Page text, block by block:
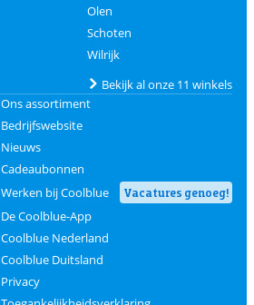
Olen
Schoten
Wilrijk
Bekijk al onze 11 winkels
Ons assortiment
Bedrijfswebsite
Nieuws
Cadeaubonnen
Werken bij Coolblue
Vacatures genoeg!
De Coolblue-App
Coolblue Nederland
Coolblue Duitsland
Privacy